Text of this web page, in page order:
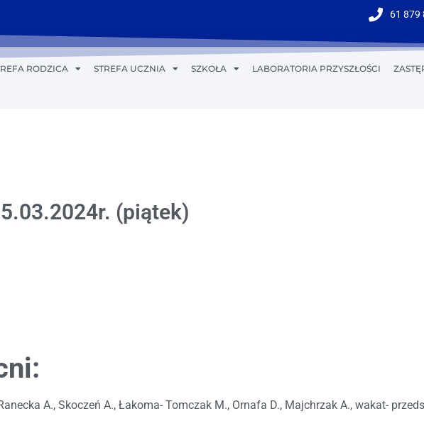
61 879
RODZICA STREFA UCZNIA SZKOŁA LABORATORIA PRZYSZŁOŚCI
(piątek)
A., Skoczeń A., Łakoma- Tomczak M., Ornafa D., Majchrzak A., wakat-